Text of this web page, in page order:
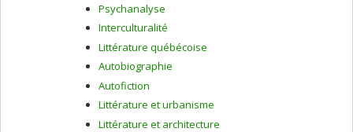
Psychanalyse
Interculturalité
Littérature québécoise
Autobiographie
Autofiction
Littérature et urbanisme
Littérature et architecture